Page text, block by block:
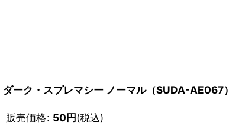
ダーク・スプレマシー ノーマル（SUDA-AE067）
販売価格: 50円(税込)